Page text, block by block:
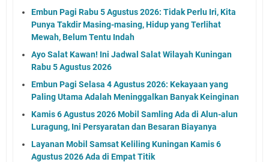
Embun Pagi Rabu 5 Agustus 2026: Tidak Perlu Iri, Kita
Punya Takdir Masing-masing, Hidup yang Terlihat
Mewah, Belum Tentu Indah
Ayo Salat Kawan! Ini Jadwal Salat Wilayah Kuningan
Rabu 5 Agustus 2026
Embun Pagi Selasa 4 Agustus 2026: Kekayaan yang
Paling Utama Adalah Meninggalkan Banyak Keinginan
Kamis 6 Agustus 2026 Mobil Samling Ada di Alun-alun
Luragung, Ini Persyaratan dan Besaran Biayanya
Layanan Mobil Samsat Keliling Kuningan Kamis 6
Agustus 2026 Ada di Empat Titik